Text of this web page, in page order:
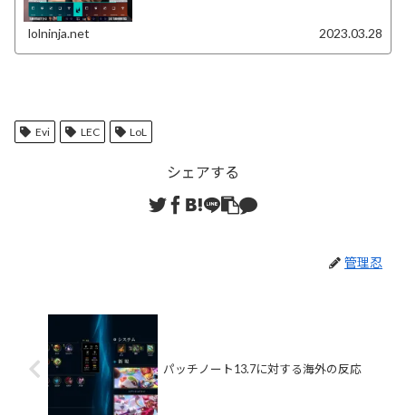
lolninja.net 2023.03.28
Evi LEC LoL
シェアする
管理忍
パッチノート13.7に対する海外の反応